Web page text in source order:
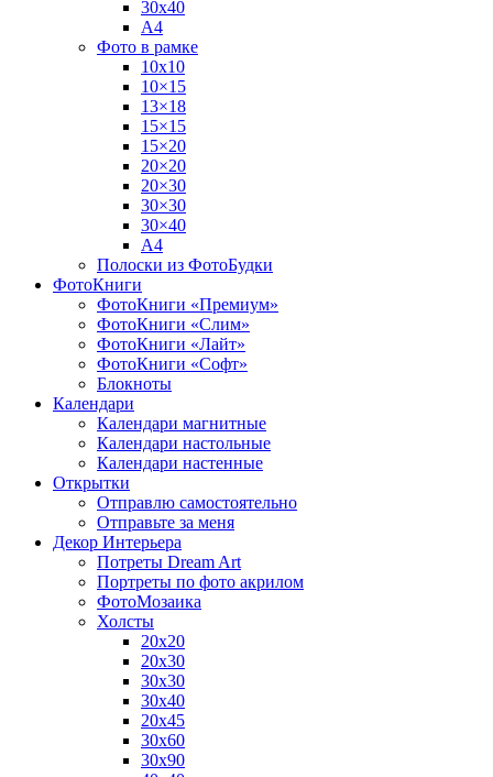
30х40
А4
Фото в рамке
10х10
10×15
13×18
15×15
15×20
20×20
20×30
30×30
30×40
A4
Полоски из ФотоБудки
ФотоКниги
ФотоКниги «Премиум»
ФотоКниги «Слим»
ФотоКниги «Лайт»
ФотоКниги «Софт»
Блокноты
Календари
Календари магнитные
Календари настольные
Календари настенные
Открытки
Отправлю самостоятельно
Отправьте за меня
Декор Интерьера
Потреты Dream Art
Портреты по фото акрилом
ФотоМозаика
Холсты
20х20
20х30
30х30
30х40
20х45
30х60
30х90